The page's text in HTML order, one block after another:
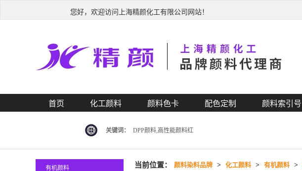
您好，欢迎访问上海精颜化工有限公司网站！
首页 化工颜料 颜料色卡 配色定制 颜料索引号
关键词： DPP颜料,高性能颜料红
当前位置： 颜料染料品牌 > 化工颜料 > 有机颜料 >
有机颜料